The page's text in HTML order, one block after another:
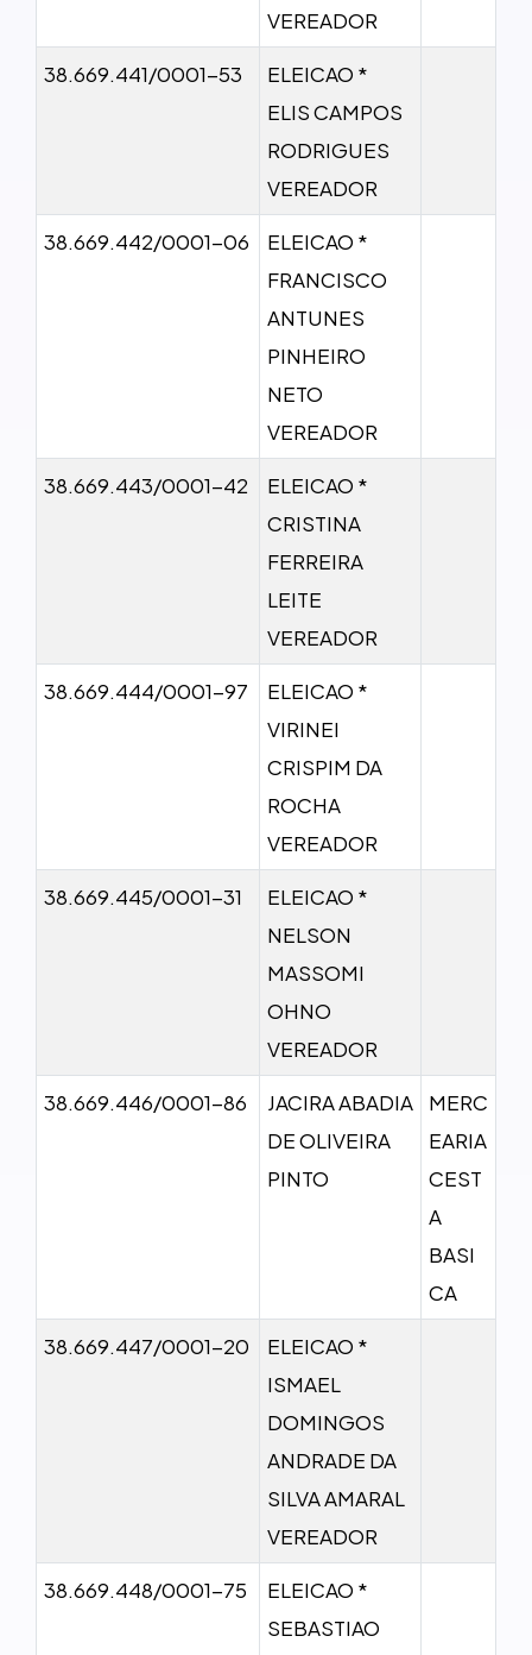
VEREADOR
38.669.441/0001-53
ELEICAO *
ELIS CAMPOS
RODRIGUES
VEREADOR
38.669.442/0001-06
ELEICAO *
FRANCISCO
ANTUNES
PINHEIRO
NETO
VEREADOR
38.669.443/0001-42
ELEICAO *
CRISTINA
FERREIRA
LEITE
VEREADOR
38.669.444/0001-97
ELEICAO *
VIRINEI
CRISPIM DA
ROCHA
VEREADOR
38.669.445/0001-31
ELEICAO *
NELSON
MASSOMI
OHNO
VEREADOR
38.669.446/0001-86
JACIRA ABADIA
DE OLIVEIRA
PINTO
MERC
EARIA
CEST
A
BASI
CA
38.669.447/0001-20
ELEICAO *
ISMAEL
DOMINGOS
ANDRADE DA
SILVA AMARAL
VEREADOR
38.669.448/0001-75
ELEICAO *
SEBASTIAO